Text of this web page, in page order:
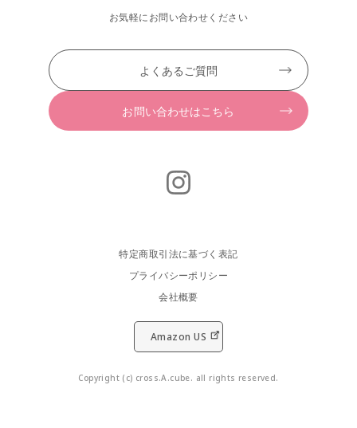
お気軽にお問い合わせください
よくあるご質問
お問い合わせはこちら
特定商取引法に基づく表記
プライバシーポリシー
会社概要
Amazon US
Copyright (c) cross.A.cube. all rights reserved.